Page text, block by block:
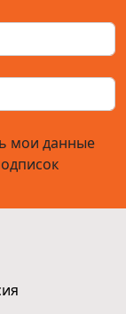
мои данные